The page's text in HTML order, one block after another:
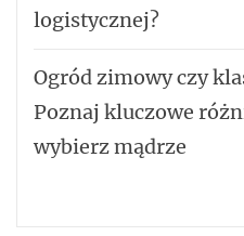
logistycznej?
Ogród zimowy czy
Poznaj kluczowe
wybierz mądrze